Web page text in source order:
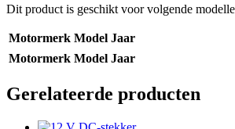
Dit product is geschikt voor volgende
Motormerk Model Jaar
Motormerk Model Jaar
Gerelateerde producten